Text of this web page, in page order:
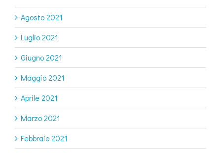
Agosto 2021
Luglio 2021
Giugno 2021
Maggio 2021
Aprile 2021
Marzo 2021
Febbraio 2021